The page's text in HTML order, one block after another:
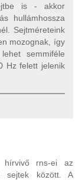
is - akkor
hullámhossza
Sejtméreteink
mozognak, így
semmiféle
Hz felett jelenik
rns-ei az
sejtek között. A